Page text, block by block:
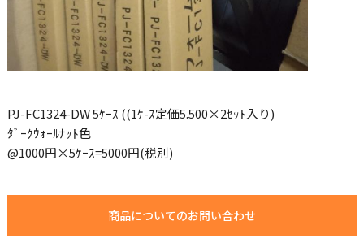
PJ-FC1324-DW 5ｹｰｽ ((1ｹ-ｽ定価5.500×2ｾｯﾄ入り)
ﾀﾞｰｸｳｫｰﾙﾅｯﾄ色
@1000円×5ｹｰｽ=5000円(税別)
商品についてのお問い合わせ